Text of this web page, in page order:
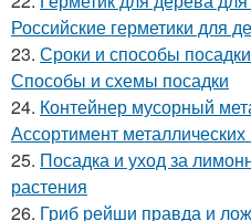
Российские герметики для
23. Сроки и способы
Способы и схемы посадки
24. Контейнер мусорный
Ассортимент
25. Посадка и уход за
растения
26. Гриб рейши правда и